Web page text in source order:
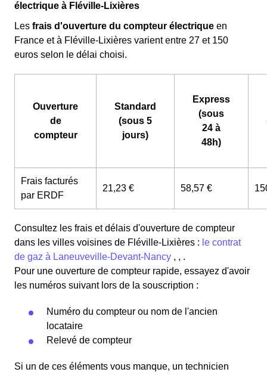
électrique à Fléville-Lixières
Les frais d'ouverture du compteur électrique en
France et à Fléville-Lixières varient entre 27 et 150
euros selon le délai choisi.
Ouverture
de
compteur
Standard
(sous 5
jours)
Express
(sous
24 à
48h)
Frais facturés
par ERDF
21,23 € 58,57 €
Consultez les frais et délais d'ouverture de compteur
dans les villes voisines de Fléville-Lixières : le contrat
de gaz à Laneuveville-Devant-Nancy , , .
Pour une ouverture de compteur rapide, essayez d'avoir
les numéros suivant lors de la souscription :
Numéro du compteur ou nom de l'ancien
locataire
Relevé de compteur
Si un de ces éléments vous manque, un technicien